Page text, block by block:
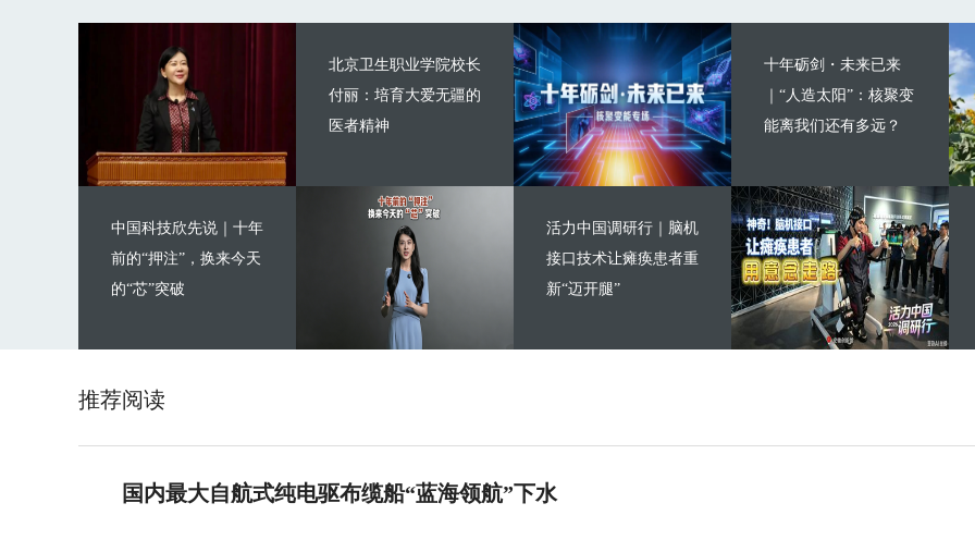
北京卫生职业学院校长
付丽：培育大爱无疆的
医者精神
中国科技欣先说｜十年
前的“押注”，换来今天
的“芯”突破
十年砺剑・未来已来
｜“人造太阳”：核聚变
能离我们还有多远？
活力中国调研行｜脑机
接口技术让瘫痪患者重
新“迈开腿”
推荐阅读
国内最大自航式纯电驱布缆船“蓝海领航”下水